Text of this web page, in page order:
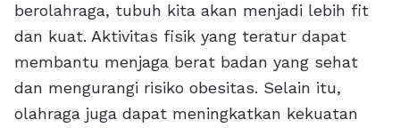
berolahraga, tubuh kita akan menjadi lebih fit
dan kuat. Aktivitas fisik yang teratur dapat
membantu menjaga berat badan yang sehat
dan mengurangi risiko obesitas. Selain itu,
olahraga juga dapat meningkatkan kekuatan